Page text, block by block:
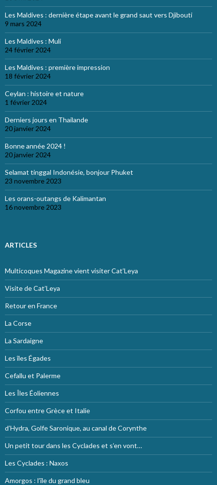
Les Maldives : dernière étape avant le grand saut vers Djibouti
9 mars 2024
Les Maldives : Muli
24 février 2024
Les Maldives : première impression
18 février 2024
Ceylan : histoire et nature
1 février 2024
Derniers jours en Thailande
20 janvier 2024
Bonne année 2024 !
20 janvier 2024
Selamat tinggal Indonésie, bonjour Phuket
23 novembre 2023
Les orans-outangs de Kalimantan
16 novembre 2023
ARTICLES
Multicoques Magazine vient visiter Cat’Leya
Visite de Cat’Leya
Retour en France
La Corse
La Sardaigne
Les îles Égades
Cefallu et Palerme
Les Îles Éoliennes
Corfou entre Grèce et Italie
d’Hydra, Golfe Saronique, au canal de Corynthe
Un petit tour dans les Cyclades et s’en vont…
Les Cyclades : Naxos
Amorgos : l’île du grand bleu